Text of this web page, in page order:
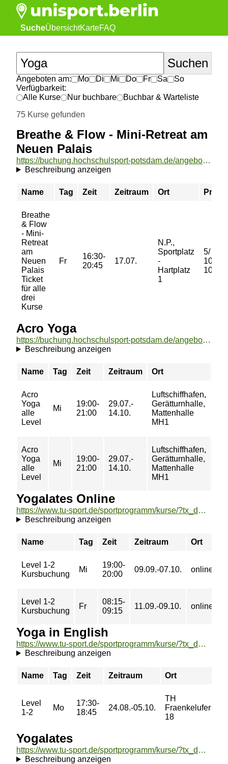
SucheÜbersichtKarteFAQ
Angeboten am: Mo Di Mi Do Fr Sa
So
Verfügbarkeit:
Alle Kurse
Nur buchbare
Buchbar & Warteliste
75 Kurse gefunden
Breathe & Flow - Mini-Retreat am
Neuen Palais
https://buchung.hochschulsport-potsdam.de/angebote/aktueller_zeitraum/_Breathe__und__Flow_-_Mini-Retreat_am_Neuen_Palais.html
Beschreibung anzeigen
Name Tag Zeit Zeitraum Ort Preis
Breathe
& Flow
- Mini-
Retreat
am
Neuen
Palais
Ticket
für alle
drei
Kurse
Fr
16:30-
20:45
17.07.
N.P.,
Sportplatz
-
Hartplatz
1
5/ 10/
10/
10 €
Acro Yoga
https://buchung.hochschulsport-potsdam.de/angebote/aktueller_zeitraum/_Acro_Yoga.html
Beschreibung anzeigen
Name Tag Zeit Zeitraum Ort
Acro
Yoga
alle
Level
Mi
19:00-
21:00
29.07.-
14.10.
Luftschiffhafen,
Gerätturnhalle,
Mattenhalle
MH1
Acro
Yoga
alle
Level
Mi
19:00-
21:00
29.07.-
14.10.
Luftschiffhafen,
Gerätturnhalle,
Mattenhalle
MH1
Yogalates Online
https://www.tu-sport.de/sportprogramm/kurse/?tx_dwzeh_courses%5Baction%5D=show&tx_dwzeh_courses%5BsportsDescription%5D=1264&cHash=d4276b7d95a12c1378d0291777c3c814
Beschreibung anzeigen
Name Tag Zeit Zeitraum Ort
Level 1-2
Kursbuchung
Mi
19:00-
20:00
09.09.-07.10. online
Level 1-2
Kursbuchung
Fr
08:15-
09:15
11.09.-09.10. online
Yoga in English
https://www.tu-sport.de/sportprogramm/kurse/?tx_dwzeh_courses%5Baction%5D=show&tx_dwzeh_courses%5BsportsDescription%5D=1027&cHash=a852692f6bb00954bd481ff80a3d432f
Beschreibung anzeigen
Name Tag Zeit Zeitraum Ort
Level
1-2
Mo
17:30-
18:45
24.08.-05.10.
TH
Fraenkelufer
18
Yogalates
https://www.tu-sport.de/sportprogramm/kurse/?tx_dwzeh_courses%5Baction%5D=show&tx_dwzeh_courses%5BsportsDescription%5D=239&cHash=ba45d177d5ff487d406c0135e796900d
Beschreibung anzeigen